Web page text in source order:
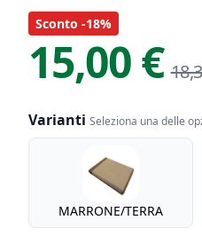
Informazioni Prodotto
Descrizione riassuntiva
Sconto -18%
15,00 €
Varianti Seleziona una delle
Varianti
MARRONE/TERRA